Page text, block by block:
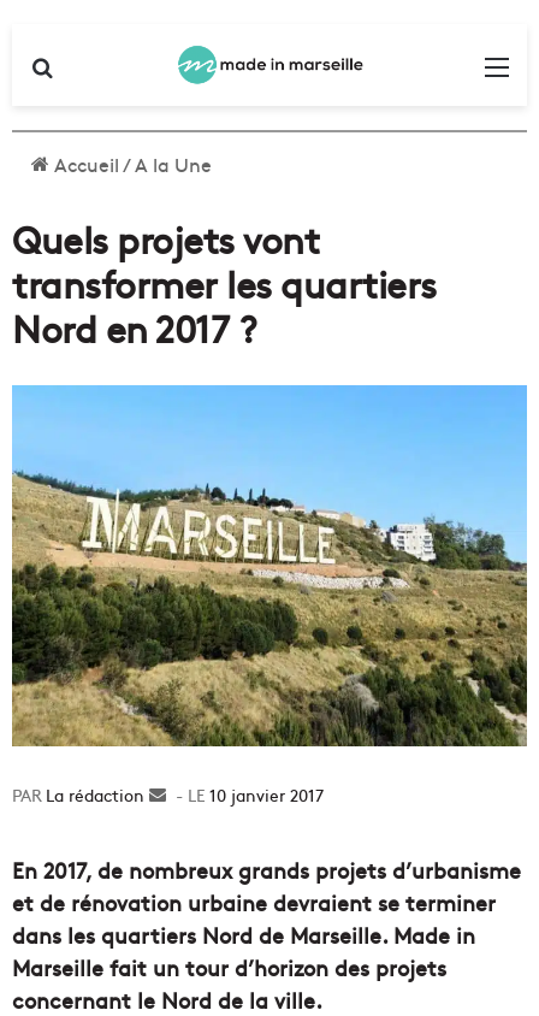
Accueil/A la Une
Quels projets vont
transformer les quartiers
Nord en 2017 ?
La rédaction
Envoyer10 janvier 2017
En 2017, de nombreux grands projets d’urbanisme
et de rénovation urbaine devraient se terminer
dans les quartiers Nord de Marseille. Made in
Marseille fait un tour d’horizon des projets
concernant le Nord de la ville.